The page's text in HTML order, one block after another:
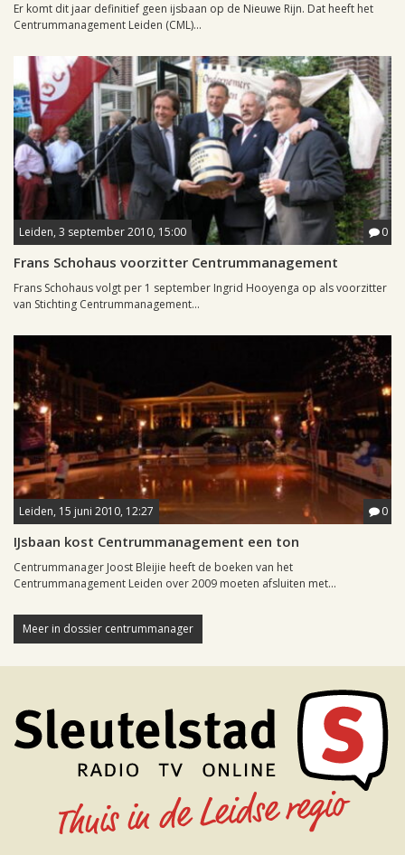
Er komt dit jaar definitief geen ijsbaan op de Nieuwe Rijn. Dat heeft het
Centrummanagement Leiden (CML)...
Leiden, 3 september 2010, 15:00 0
Frans Schohaus voorzitter Centrummanagement
Frans Schohaus volgt per 1 september Ingrid Hooyenga op als voorzitter
van Stichting Centrummanagement...
Leiden, 15 juni 2010, 12:27 0
IJsbaan kost Centrummanagement een ton
Centrummanager Joost Bleijie heeft de boeken van het
Centrummanagement Leiden over 2009 moeten afsluiten met...
Meer in dossier centrummanager